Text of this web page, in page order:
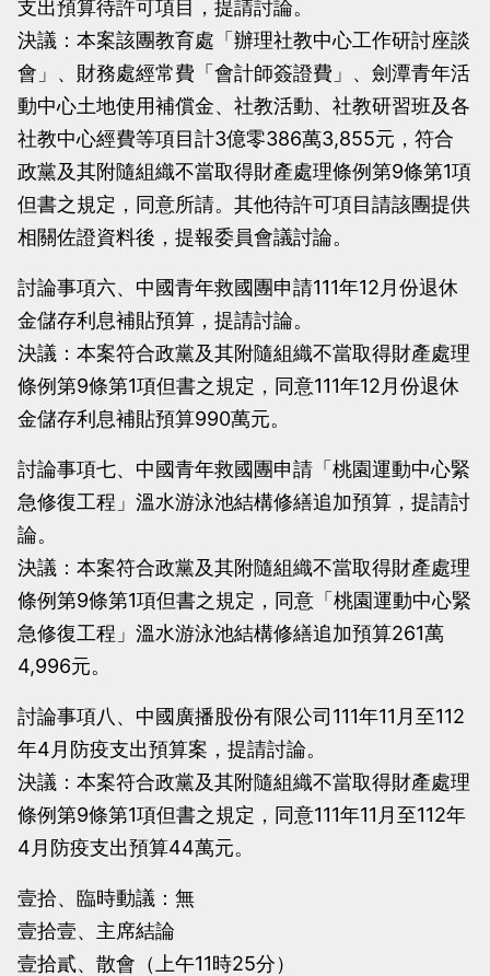
支出預算待許可項目，提請討論。
決議：本案該團教育處「辦理社教中心工作研討座談
會」、財務處經常費「會計師簽證費」、劍潭青年活
動中心土地使用補償金、社教活動、社教研習班及各
社教中心經費等項目計3億零386萬3,855元，符合
政黨及其附隨組織不當取得財產處理條例第9條第1項
但書之規定，同意所請。其他待許可項目請該團提供
相關佐證資料後，提報委員會議討論。
討論事項六、中國青年救國團申請111年12月份退休
金儲存利息補貼預算，提請討論。
決議：本案符合政黨及其附隨組織不當取得財產處理
條例第9條第1項但書之規定，同意111年12月份退休
金儲存利息補貼預算990萬元。
討論事項七、中國青年救國團申請「桃園運動中心緊
急修復工程」溫水游泳池結構修繕追加預算，提請討
論。
決議：本案符合政黨及其附隨組織不當取得財產處理
條例第9條第1項但書之規定，同意「桃園運動中心緊
急修復工程」溫水游泳池結構修繕追加預算261萬
4,996元。
討論事項八、中國廣播股份有限公司111年11月至112
年4月防疫支出預算案，提請討論。
決議：本案符合政黨及其附隨組織不當取得財產處理
條例第9條第1項但書之規定，同意111年11月至112年
4月防疫支出預算44萬元。
壹拾、臨時動議：無
壹拾壹、主席結論
壹拾貳、散會（上午11時25分）